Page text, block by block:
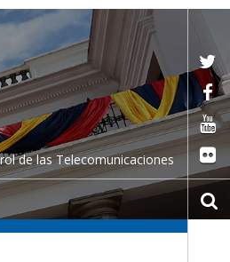
de las Telecomunicaciones